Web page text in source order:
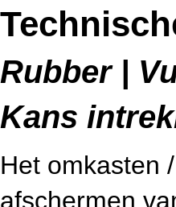
Rubber |
Kans
Het omkasten
afschermen